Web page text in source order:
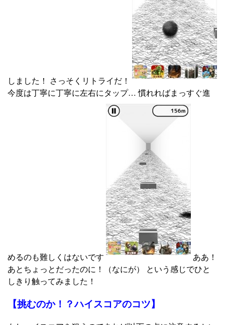
しました！ さっそくリトライだ！
今度は丁寧に丁寧に左右にタップ… 慣れればまっすぐ進
めるのも難しくはないです
ああ！
あとちょっとだったのに！（なにが） という感じでひと
しきり触ってみました！
【挑むのか！？ハイスコアのコツ】